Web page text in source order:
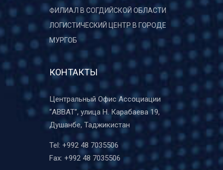
ФИЛИАЛ В СОГДИЙСКОЙ ОБЛАСТИ
ЛОГИСТИЧЕСКИЙ ЦЕНТР В ГОРОДЕ
МУРГОБ
КОНТАКТЫ
Центральный Офис Ассоциации
“ABBAT”, улица Н. Карабаева 19,
Душанбе, Таджикистан
Tel: +992 48 7035506
Fax: +992 48 7035506